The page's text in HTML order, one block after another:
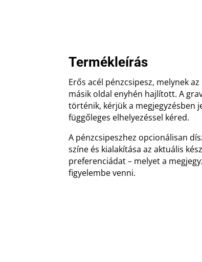
Termékleírás
Erős acél pénzcsipesz, melynek
másik oldal enyhén hajlított. A
történik, kérjük a megjegyzésben
függőleges elhelyezéssel kéred.
A pénzcsipeszhez opcionálisan
színe és kialakítása az aktuális
preferenciádat – melyet a
figyelembe venni.